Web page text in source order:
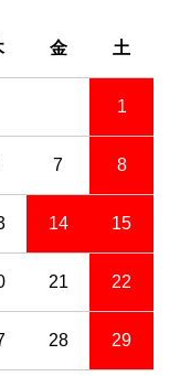
金 土
1
7 8
14 15
21 22
28 29